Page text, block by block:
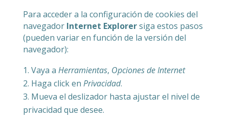
Para acceder a la configuración de cookies del
navegador Internet Explorersiga estos pasos
(pueden variar en función de la versión del
navegador):
Vaya a Herramientas, Opciones de Internet
Haga click en Privacidad.
Mueva el deslizador hasta ajustar el nivel de
privacidad que desee.